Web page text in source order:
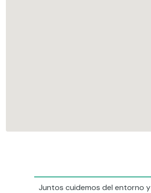
Juntos cuidemos del entorno